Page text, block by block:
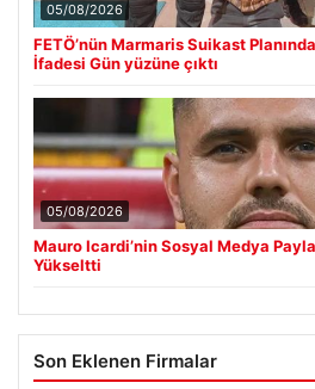
05/08/2026
FETÖ’nün Marmaris Suikast
İfadesi Gün yüzüne çıktı
05/08/2026
Mauro Icardi’nin Sosyal Medya
Yükseltti
Son Eklenen Firmalar